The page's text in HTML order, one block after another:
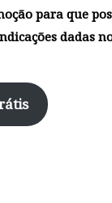
para que
dadas